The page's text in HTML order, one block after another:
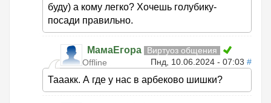
буду) а кому легко? Хочешь голубику-
посади правильно.
МамаЕгора
Виртуоз общения
Offline
Пнд, 10.06.2024 - 07:03 #
Тааакк. А где у нас в арбеково шишки?